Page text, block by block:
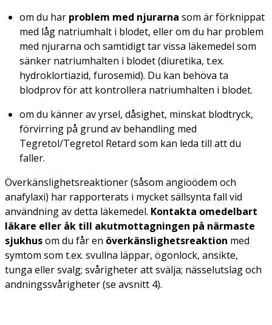
om du har problem med njurarna som är förknippat
med låg natriumhalt i blodet, eller om du har problem
med njurarna och samtidigt tar vissa läkemedel som
sänker natriumhalten i blodet (diuretika, t.ex.
hydroklortiazid, furosemid). Du kan behöva ta
blodprov för att kontrollera natriumhalten i blodet.
om du känner av yrsel, dåsighet, minskat blodtryck,
förvirring på grund av behandling med
Tegretol/Tegretol Retard som kan leda till att du
faller.
Överkänslighetsreaktioner (såsom angioödem och
anafylaxi) har rapporterats i mycket sällsynta fall vid
användning av detta läkemedel. Kontakta omedelbart
läkare eller åk till akutmottagningen på närmaste
sjukhusom du får en överkänslighetsreaktion med
symtom som t.ex. svullna läppar, ögonlock, ansikte,
tunga eller svalg; svårigheter att svälja; nässelutslag och
andningssvårigheter (se avsnitt 4).